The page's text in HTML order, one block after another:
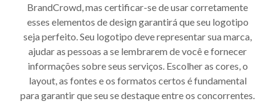
BrandCrowd, mas certificar-se de usar corretamente
esses elementos de design garantirá que seu logotipo
seja perfeito. Seu logotipo deve representar sua marca,
ajudar as pessoas a se lembrarem de você e fornecer
informações sobre seus serviços. Escolher as cores, o
layout, as fontes e os formatos certos é fundamental
para garantir que seu se destaque entre os concorrentes.